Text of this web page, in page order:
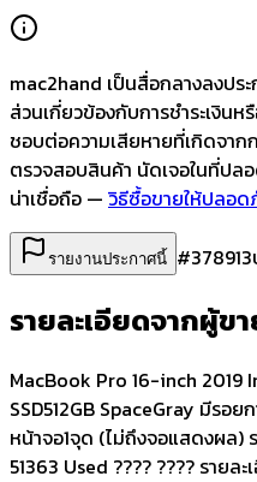
mac2hand เป็นสื่อกลางลงประ
ส่วนเกี่ยวข้องกับการชำระเงิน
ชอบต่อความเสียหายที่เกิดจาก
ตรวจสอบสินค้า นัดเจอในที่ปล
น่าเชื่อถือ — วิธีซื้อขายให้ปลอด
รายงานประกาศนี้ #378913
รายละเอียดจากผู้ข
MacBook Pro 16-inch 2019
SSD512GB SpaceGray มีรอ
หน้าจอ1จุด (ไม่ถึงจอแสดงผล)
51363 Used ???? ???? ราย